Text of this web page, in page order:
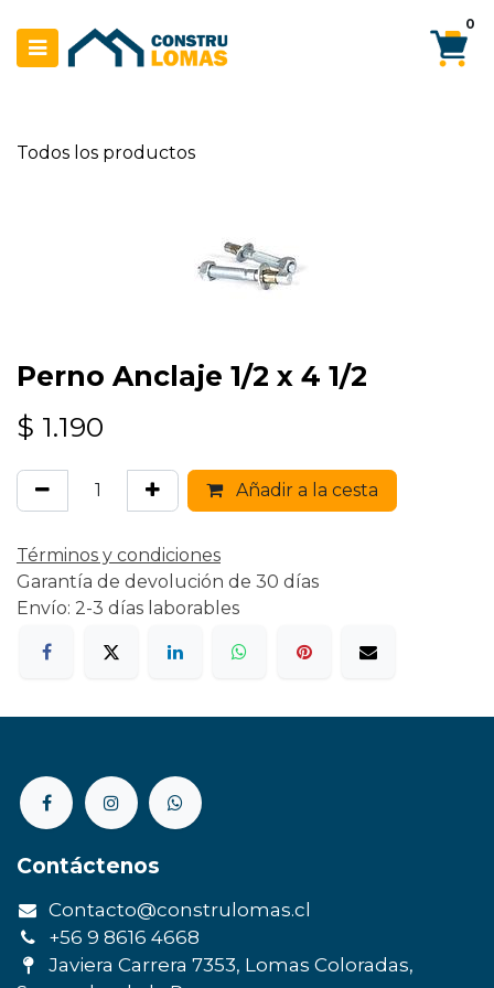
0
Todos los productos
Perno Anclaje 1/2 x 4 1/2
$ 1.190
Añadir a la cesta
Términos y condiciones
Garantía de devolución de 30 días
Envío: 2-3 días laborables
Contáctenos
Contacto@construlomas.cl
+56 9 8616 4668
Javiera Carrera 7353, Lomas Coloradas,